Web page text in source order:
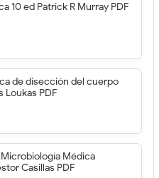
10 ed Patrick R Murray PDF
de disección del cuerpo
Marios Loukas PDF
Médica
Casillas PDF